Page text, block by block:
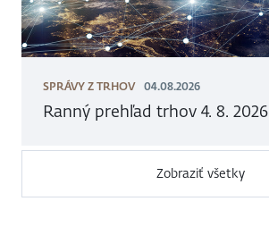
SPRÁVY Z TRHOV 04.08.2026
Ranný prehľad trhov 4. 8. 2026
Zobraziť všetky